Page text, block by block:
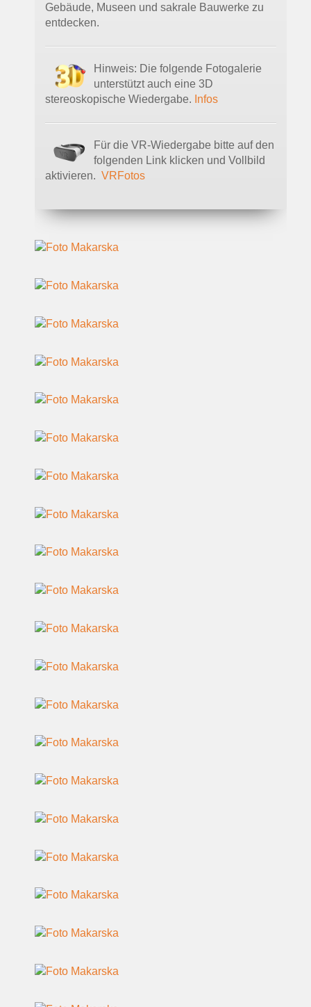
Gebäude, Museen und sakrale Bauwerke zu
entdecken.
Hinweis: Die folgende Fotogalerie
unterstützt auch eine 3D
stereoskopische Wiedergabe. Infos
Für die VR-Wiedergabe bitte auf den
folgenden Link klicken und Vollbild
aktivieren. VRFotos